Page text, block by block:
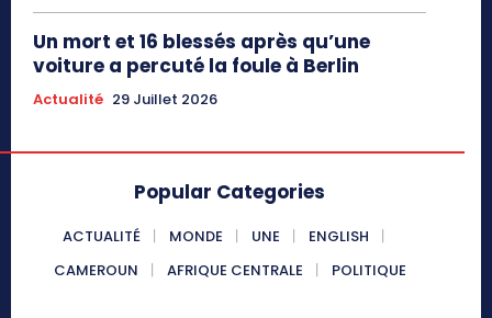
Un mort et 16 blessés après qu’une
voiture a percuté la foule à Berlin
Actualité 29 Juillet 2026
Popular Categories
ACTUALITÉ MONDE UNE
ENGLISH
CAMEROUN
AFRIQUE CENTRALE POLITIQUE